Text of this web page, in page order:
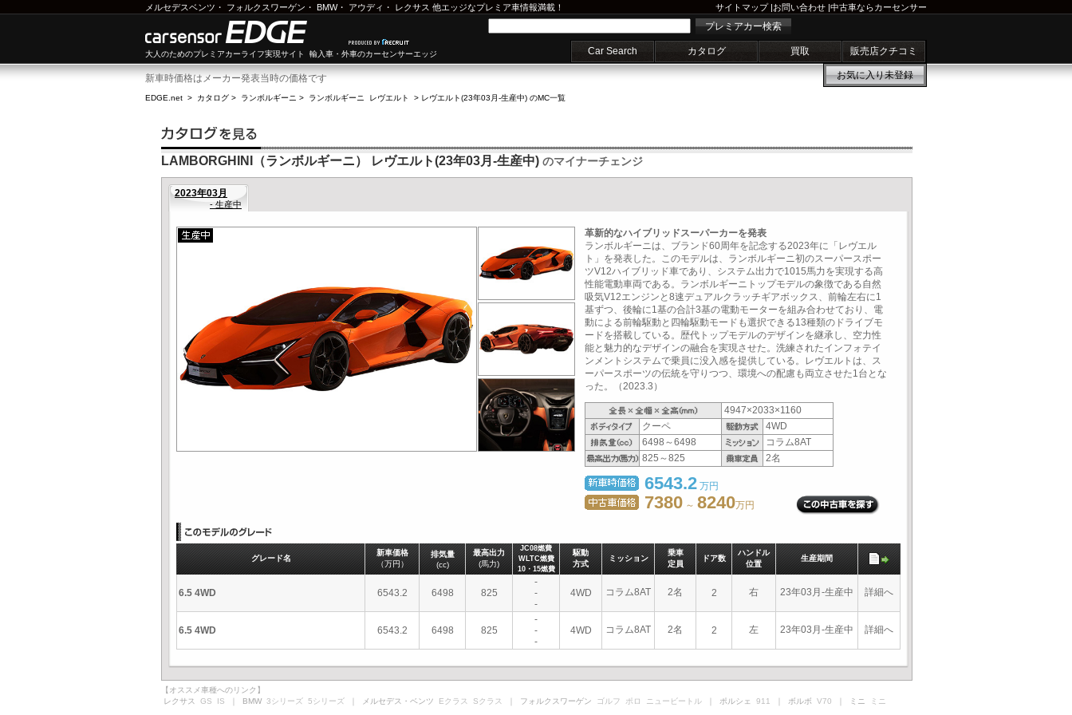
メルセデスベンツ ・ フォルクスワーゲン ・ BMW・ アウディ ・ レクサス 他エッジなプレミア車情報満載！ サイトマップ|お問い合わせ |中古車ならカーセンサー
大人のためのプレミアカーライフ実現サイト 輸入車・外車のカーセンサーエッジ
プレミアカー検索
Car Search カタログ 買取 販売店クチコミ
お気に入り未登録
新車時価格はメーカー発表当時の価格です
EDGE.net > カタログ > ランボルギーニ > ランボルギーニ レヴエルト > レヴエルト(23年03月-生産中) のMC一覧
LAMBORGHINI（ランボルギーニ） レヴエルト(23年03月-生産中) のマイナーチェンジ
2023年03月
- 生産中
革新的なハイブリッドスーパーカーを発表
ランボルギーニは、ブランド60周年を記念する2023年に「レヴエル
ト」を発表した。このモデルは、ランボルギーニ初のスーパースポー
ツV12ハイブリッド車であり、システム出力で1015馬力を実現する高
性能電動車両である。ランボルギーニトップモデルの象徴である自然
吸気V12エンジンと8速デュアルクラッチギアボックス、前輪左右に1
基ずつ、後輪に1基の合計3基の電動モーターを組み合わせており、電
動による前輪駆動と四輪駆動モードも選択できる13種類のドライブモ
ードを搭載している。歴代トップモデルのデザインを継承し、空力性
能と魅力的なデザインの融合を実現させた。洗練されたインフォテイ
ンメントシステムで乗員に没入感を提供している。レヴエルトは、ス
ーパースポーツの伝統を守りつつ、環境への配慮も両立させた1台とな
った。（2023.3）
4947×2033×1160
クーペ
4WD
6498～6498
コラム8AT
825～825
2名
6543.2 万円
7380 ～ 8240万円
グレード名
新車価格
（万円）
排気量
(cc)
最高出力
(馬力)
JC08燃費
WLTC燃費
10・15燃費
駆動
方式
ミッション
乗車
定員
ドア数
ハンドル
位置
生産期間
6.5 4WD 6543.2 6498 825
-
-
-
4WD コラム8AT 2名 2 右 23年03月-生産中 詳細へ
6.5 4WD 6543.2 6498 825
-
-
-
4WD コラム8AT 2名 2 左 23年03月-生産中 詳細へ
【オススメ車種へのリンク】
レクサス GS IS ｜ BMW 3シリーズ 5シリーズ ｜ メルセデス・ベンツ Eクラス Sクラス ｜ フォルクスワーゲン ゴルフ ポロ ニュービートル ｜ ポルシェ 911 ｜ ボルボ V70 ｜ ミニ ミニ